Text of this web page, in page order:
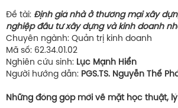
Đề tài: Định giá nhà ở thương mại xây
nghiệp đầu tư xây dựng và kinh doanh
Chuyên ngành: Quản trị kinh doanh
Mã số: 62.34.01.02
Nghiên cứu sinh: Lục Mạnh Hiển
Người hướng dẫn: PGS.TS. Nguyễn Thế
Những đóng góp mới về mặt học thuật,